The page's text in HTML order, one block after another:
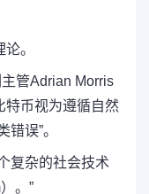
。
管Adrian Morris
特币视为遵循自然
误”。
复杂的社会技术
。”